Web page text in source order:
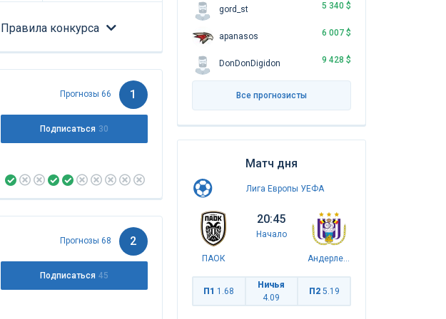
Правила конкурса
Прогнозы 66 1
Подписаться 30
Прогнозы 68 2
Подписаться 45
gord_st 5 340 $
apanasos 6 007 $
DonDonDigidon 9 428 $
Все прогнозисты
Матч дня
Лига Европы УЕФА
ПАОК
20:45
Начало
Андерлехт
П1 1.68
Ничья
4.09
П2 5.19